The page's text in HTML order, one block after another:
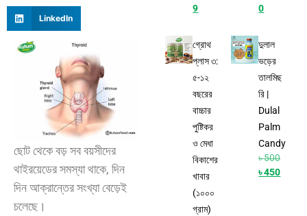
LinkedIn
ছোট থেকে বড় সব বয়সীদের
থাইরয়েডের সমস্যা থাকে, দিন
দিন আক্রান্তের সংখ্যা বেড়েই
চলেছে।
9
0
গ্রোথ
প্লাস ৩:
৫-১২
বছরের
বাচ্চার
পুষ্টিকর
ও মেধা
বিকাশের
খাবার
(১০০০
গ্রাম)
দুলাল
ভড়ের
তালমিছ
রি |
Dulal
Palm
Candy
৳500
৳450